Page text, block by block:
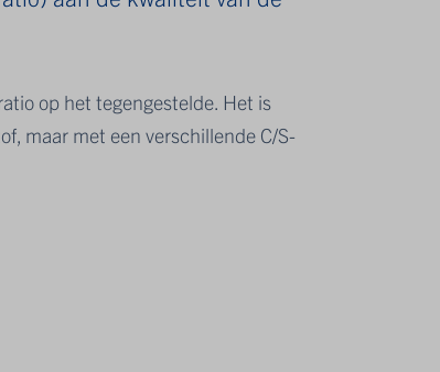
op het tegengestelde. Het is
maar met een verschillende C/S-